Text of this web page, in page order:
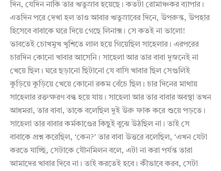
দিন, যেদিন নাকি তার ঋতুস্রাব হয়েছে। কতটা রোমাঞ্চকর ব্যাপার।
এতদিন পরে দেখা হল তাও আবার ঋতুস্রাবের দিনে, উপরুন্ত, উপহার
হিসেবে বাবাকে ঘরে দিয়ে গেছে লিনাক্স। সে কতই না ভালো!
ভাবতেই চোখমুখ খুশিতে লাল হয়ে গিয়েছিল সাহেলার। এরপরের
চারদিন কোনো খাবার আসেনি। সাহেলা আর তার বাবা দুজনেই না
খেয়ে ছিল। ঘরে ছড়ানো ছিটানো যে বাসি খাবার ছিল সেগুলিই
কুড়িয়ে কুড়িয়ে খেয়ে কোনো রকম বেঁচে ছিল। চার দিনের মাথায়
সাহেলার রক্তক্ষরণ বন্ধ হয়ে যায়। সাহেলা আর তার বাবার অবস্থা তখন
আধমরা, তার বাবা, তাকে বলেছিল দুই উরু ফাক করে শুয়ে পড়তে।
সাহেলা তার বাবার কর্মকাণ্ডের কিছুই বুঝে উঠছিল না। তাই সে
বাবাকে প্রশ্ন করেছিল, ‘কেন?’ তার বাবা উত্তরে বলেছিল, ‘এখন যেটা
করতে যাচ্ছি, সেটাকে যৌনমিলন বলে, এটা না করা পর্যন্ত তারা
আমাদের খাবার দিবে না। তাই করতেই হবে। কীভাবে করব, সেটা